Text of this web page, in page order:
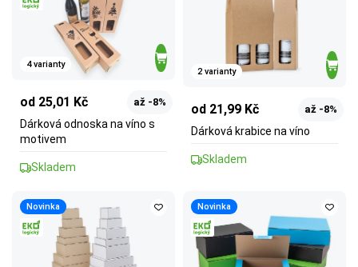
4 varianty
od 25,01 Kč až -8%
Dárková odnoska na víno s
motivem
Skladem
2 varianty
od 21,99 Kč až -8%
Dárková krabice na víno
Skladem
Novinka Novinka